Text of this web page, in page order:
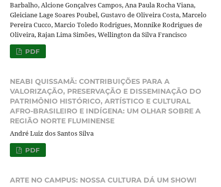
Barbalho, Alcione Gonçalves Campos, Ana Paula Rocha Viana,
Gleiciane Lage Soares Poubel, Gustavo de Oliveira Costa, Marcelo
Pereira Cucco, Marcio Toledo Rodrigues, Monnike Rodrigues de
Oliveira, Rajan Lima Simões, Wellington da Silva Francisco
PDF
NEABI QUISSAMÃ: CONTRIBUIÇÕES PARA A
VALORIZAÇÃO, PRESERVAÇÃO E DISSEMINAÇÃO DO
PATRIMÔNIO HISTÓRICO, ARTÍSTICO E CULTURAL
AFRO-BRASILEIRO E INDÍGENA: UM OLHAR SOBRE A
REGIÃO NORTE FLUMINENSE
André Luiz dos Santos Silva
PDF
ARTE NO CAMPUS: NOSSA CULTURA DÁ UM SHOW!